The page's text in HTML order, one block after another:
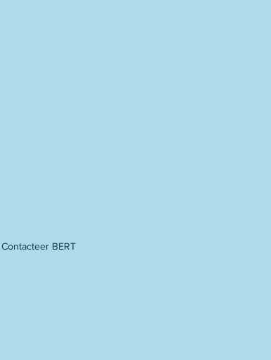
Contacteer BERT